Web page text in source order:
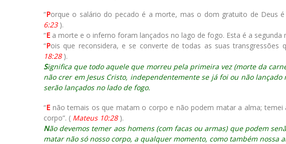
“Porque o salário do pecado é a morte, mas o dom gratuito de Deus é
6:23).
“E a morte e o inferno foram lançados no lago de fogo. Esta é a segunda
“Pois que reconsidera, e se converte de todas as suas transgressões
18:28).
Significa que todo aquele que morreu pela primeira vez (morte da
não crer em Jesus Cristo, independentemente se já foi ou não
serão lançados no lado de fogo.
“E não temais os que matam o corpo e não podem matar a alma;
corpo”. ( Mateus 10:28).
Não devemos temer aos homens (com facas ou armas) que podem
matar não só nosso corpo, a qualquer momento, como também nossa